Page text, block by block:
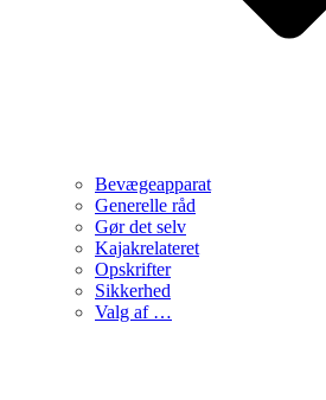
Bevægeapparat
Generelle råd
Gør det selv
Kajakrelateret
Opskrifter
Sikkerhed
Valg af …